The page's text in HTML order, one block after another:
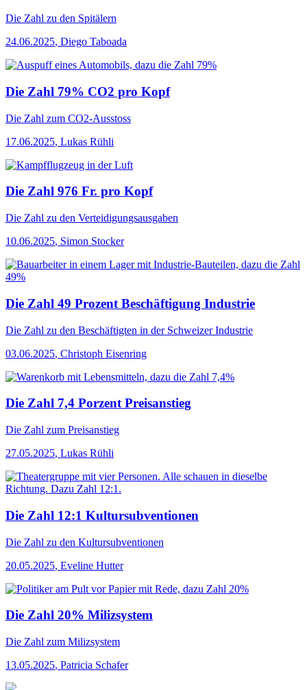
Die Zahl zu den Spitälern
24.06.2025, Diego Taboada
Die Zahl 79% CO2 pro Kopf
Die Zahl zum CO2-Ausstoss
17.06.2025, Lukas Rühli
Die Zahl 976 Fr. pro Kopf
Die Zahl zu den Verteidigungsausgaben
10.06.2025, Simon Stocker
Die Zahl 49 Prozent Beschäftigung Industrie
Die Zahl zu den Beschäftigten in der Schweizer Industrie
03.06.2025, Christoph Eisenring
Die Zahl 7,4 Porzent Preisanstieg
Die Zahl zum Preisanstieg
27.05.2025, Lukas Rühli
Die Zahl 12:1 Kultursubventionen
Die Zahl zu den Kultursubventionen
20.05.2025, Eveline Hutter
Die Zahl 20% Milizsystem
Die Zahl zum Milizsystem
13.05.2025, Patricia Schafer